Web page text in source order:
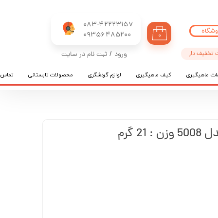
083-42223157
​​​​​​​09356485200
۰
ورود / ثبت نام در سایت
تغییر گذر واژه
ماهیگیری کیف ماهیگیری لوازم گردشگری محصولات تابستانی تماس
تخفیف دار